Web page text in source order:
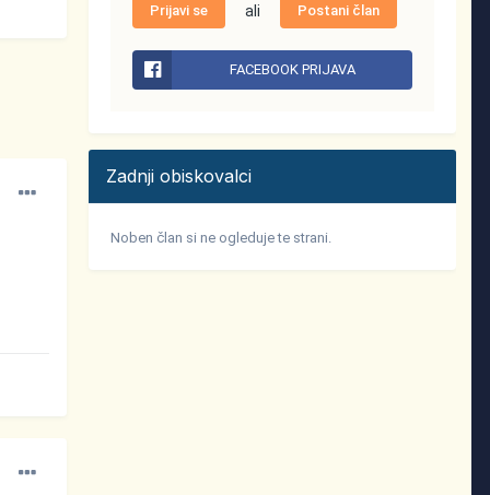
Prijavi se ali Postani član
FACEBOOK PRIJAVA
Zadnji obiskovalci
Noben član si ne ogleduje te strani.